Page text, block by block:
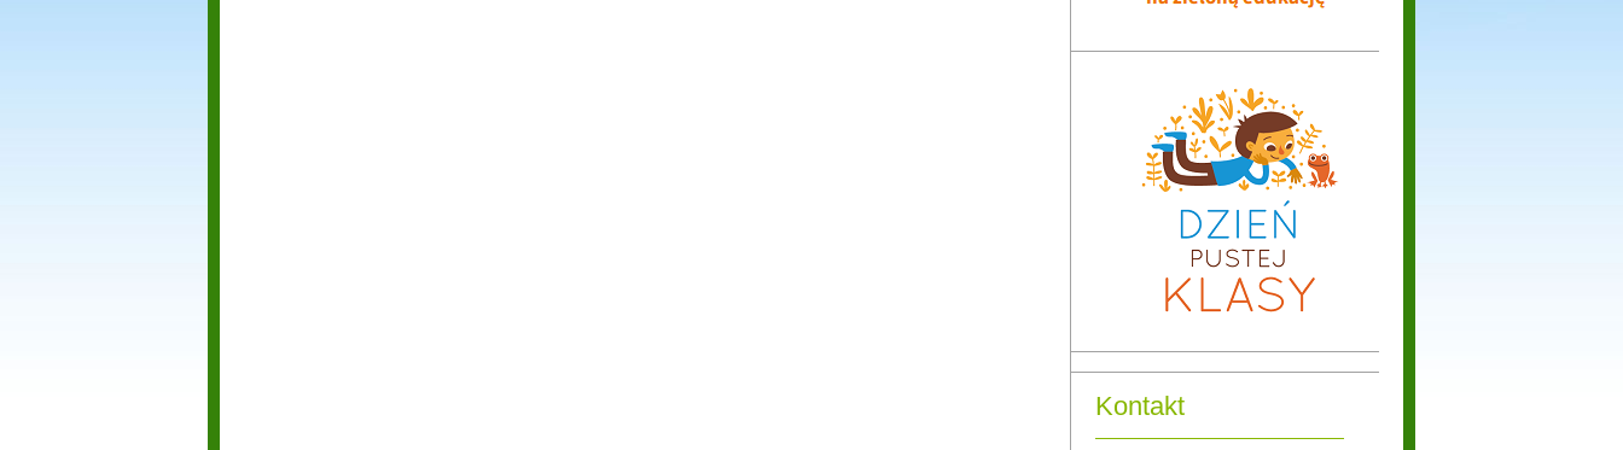
Kontakt